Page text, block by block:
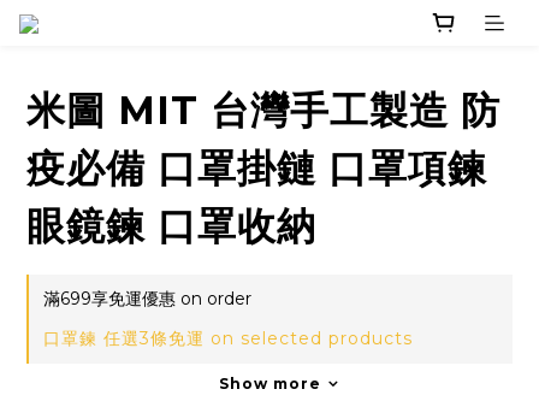
米圖 MIT 台灣手工製造 防
疫必備 口罩掛鏈 口罩項鍊
眼鏡鍊 口罩收納
滿699享免運優惠 on order
口罩鍊 任選3條免運 on selected products
Show more